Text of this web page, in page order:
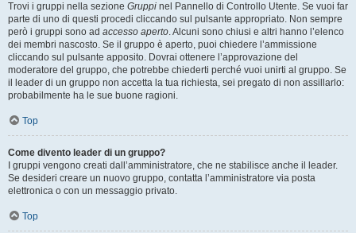
Trovi i gruppi nella sezione Gruppi nel Pannello di Controllo Utente. Se vuoi far
parte di uno di questi procedi cliccando sul pulsante appropriato. Non sempre
però i gruppi sono ad accesso aperto. Alcuni sono chiusi e altri hanno l’elenco
dei membri nascosto. Se il gruppo è aperto, puoi chiedere l’ammissione
cliccando sul pulsante apposito. Dovrai ottenere l’approvazione del
moderatore del gruppo, che potrebbe chiederti perché vuoi unirti al gruppo. Se
il leader di un gruppo non accetta la tua richiesta, sei pregato di non assillarlo:
probabilmente ha le sue buone ragioni.
Top
Come divento leader di un gruppo?
I gruppi vengono creati dall’amministratore, che ne stabilisce anche il leader.
Se desideri creare un nuovo gruppo, contatta l’amministratore via posta
elettronica o con un messaggio privato.
Top